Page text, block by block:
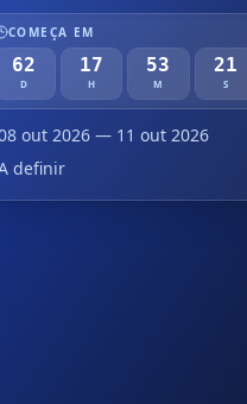
COMEÇA EM
62
D
17
H
53
M
20
S
out 2026 — 11 out 2026
definir